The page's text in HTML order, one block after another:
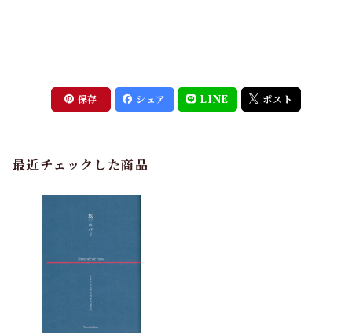
保存 シェア LINE ポスト
最近チェックした商品